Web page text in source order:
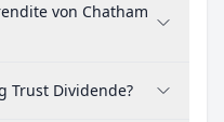
von Chatham
Trust Dividende?